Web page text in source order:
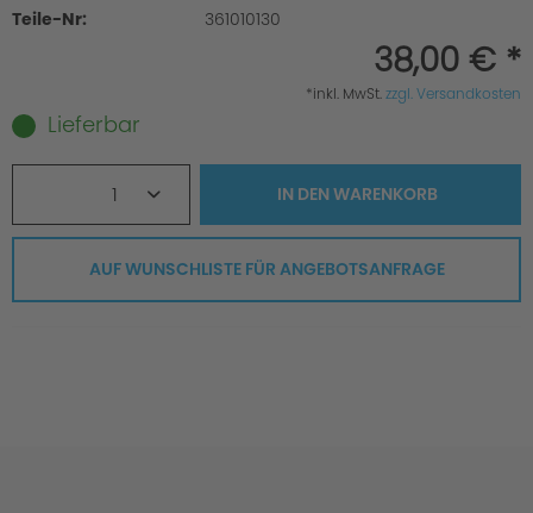
Teile-Nr: 361010130
38,00 € *
*inkl. MwSt.zzgl. Versandkosten
Lieferbar
1 IN DENWARENKORB
AUF WUNSCHLISTE FÜR ANGEBOTSANFRAGE